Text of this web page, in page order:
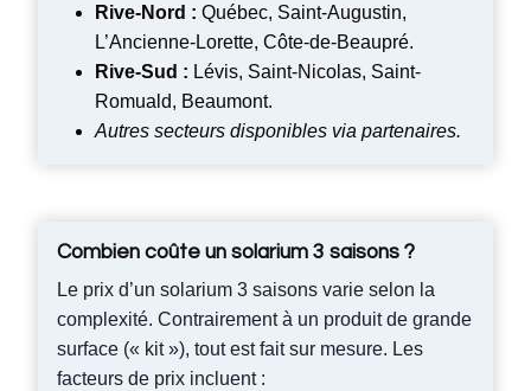
Rive-Nord : Québec, Saint-Augustin,
L’Ancienne-Lorette, Côte-de-Beaupré.
Rive-Sud : Lévis, Saint-Nicolas, Saint-
Romuald, Beaumont.
Autres secteurs disponibles via partenaires.
Combien coûte un solarium 3 saisons ?
Le prix d’un solarium 3 saisons varie selon la
complexité. Contrairement à un produit de grande
surface (« kit »), tout est fait sur mesure. Les
facteurs de prix incluent :